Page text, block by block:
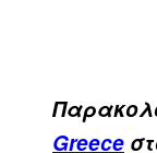
Greece